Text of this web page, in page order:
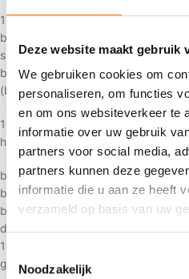
Deze website maakt gebruik
We gebruiken cookies om
personaliseren, om functies
en om ons websiteverkeer te
informatie over uw gebruik
partners voor social media,
partners kunnen deze
informatie die u aan ze heeft
verzameld op basis van uw
Noodzakelijk
11.2 Het Materieel wordt aan
beschikking gesteld op de
specifieke locatie wordt
beschikkingstelling van het
(bedrijfs)terrein van CvH.
11.3 Het Materieel wordt geacht te
hiervan overgegaan op Wederpartij:
bij levering af bedrijf van CvH: op
beschikkingstelling;
bij levering op een andere locatie:
de overeengekomen locatie zijn
11.4 Het bezorgen van het
gepland tussen 08.00 uur en 18.00